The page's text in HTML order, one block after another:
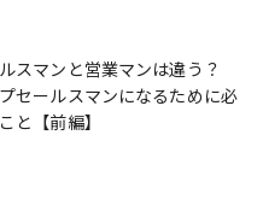
スマンと営業マンは違う？
セールスマンになるために必
と【前編】